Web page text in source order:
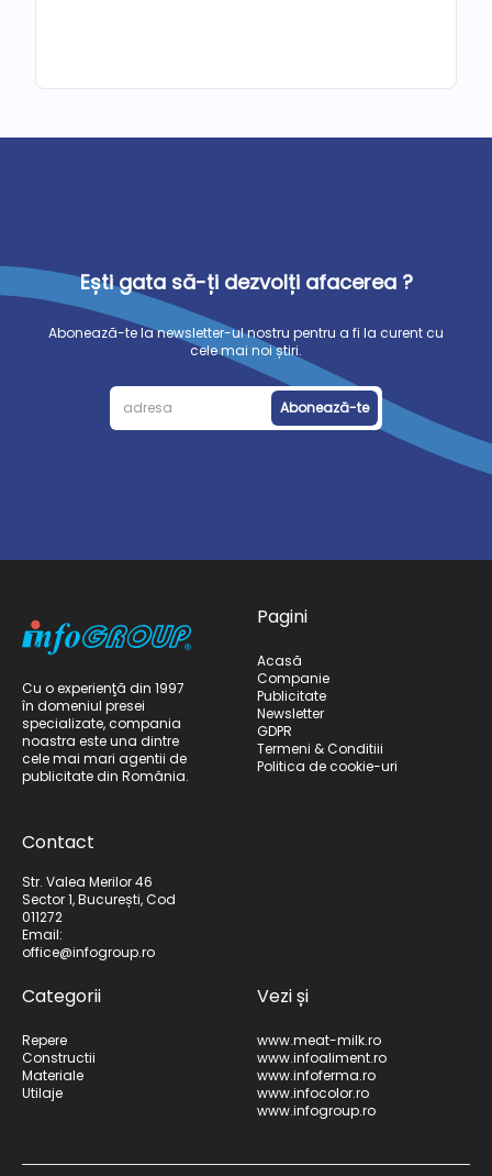
Ești gata să-ți dezvolți afacerea ?
Abonează-te la newsletter-ul nostru pentru a fi la curent cu
cele mai noi știri.
Abonează-te
Cu o experienţă din 1997
în domeniul presei
specializate, compania
noastra este una dintre
cele mai mari agentii de
publicitate din România.
Contact
Str. Valea Merilor 46
Sector 1, București, Cod
011272
Email:
office@infogroup.ro
Pagini
Acasă
Companie
Publicitate
Newsletter
GDPR
Termeni & Conditiii
Politica de cookie-uri
Categorii
Repere
Constructii
Materiale
Utilaje
Vezi și
www.meat-milk.ro
www.infoaliment.ro
www.infoferma.ro
www.infocolor.ro
www.infogroup.ro